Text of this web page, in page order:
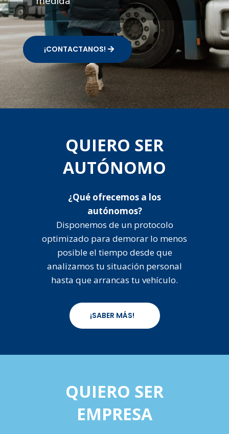
¡CONTACTANOS!
QUIERO SER
AUTÓNOMO
¿Qué ofrecemos a los
autónomos?
Disponemos de un protocolo
optimizado para demorar lo menos
posible el tiempo desde que
analizamos tu situación personal
hasta que arrancas tu vehículo.
¡SABER MÁS!
QUIERO SER
EMPRESA